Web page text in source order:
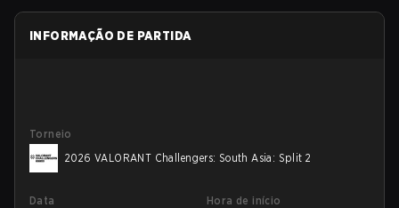
INFORMAÇÃO DE PARTIDA
Torneio
2026 VALORANT Challengers: South Asia: Split 2
Data
Hora de início